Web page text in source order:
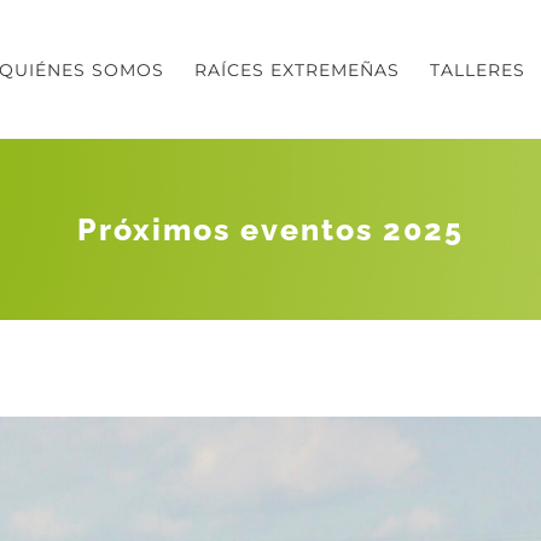
QUIÉNES SOMOS RAÍCES EXTREMEÑAS TALLERES
Próximos eventos 2025